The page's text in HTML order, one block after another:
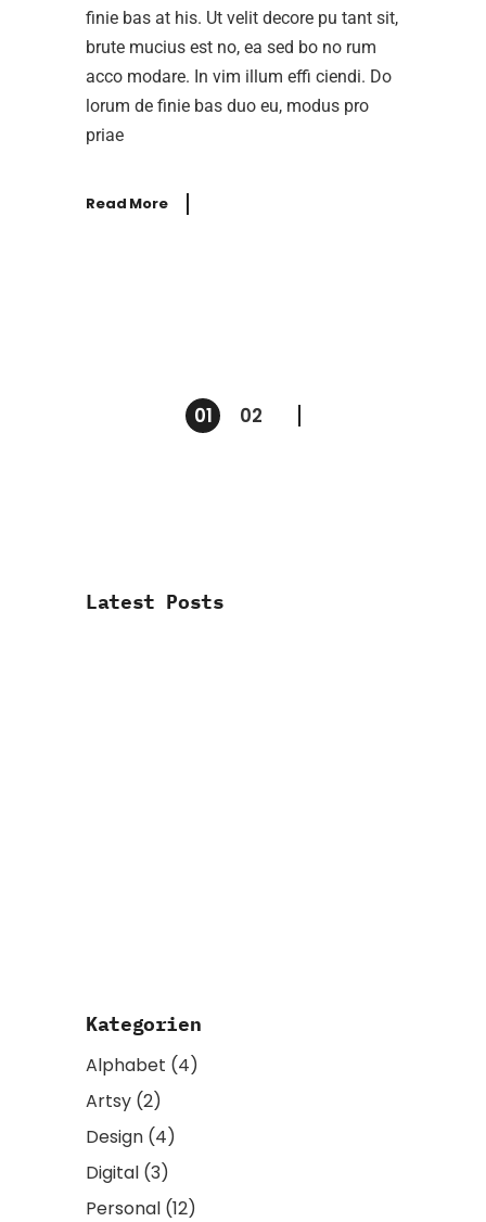
finie bas at his. Ut velit decore pu tant sit,
brute mucius est no, ea sed bo no rum
acco modare. In vim illum effi ciendi. Do
lorum de finie bas duo eu, modus pro
priae
Read More
Seitennummerierung
01 02
Latest Posts
Kategorien
Alphabet (4)
Artsy (2)
Design (4)
Digital (3)
Personal (12)